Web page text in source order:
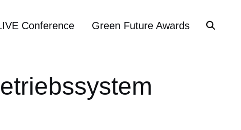
Conference Green Future Awards